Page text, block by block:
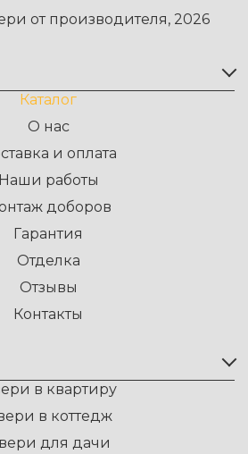
от производителя, 2026
Каталог
О нас
и оплата
Наши работы
доборов
Гарантия
Отделка
Отзывы
Контакты
в квартиру
в коттедж
для дачи